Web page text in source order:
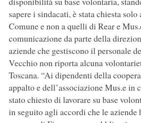
sapere i sindacati, è stata chiesta
Comune e non a quelli di Rear e
comunicazione da parte della
aziende che gestiscono il personale
Vecchio non riporta alcuna
Toscana. “Ai dipendenti della
appalto e dell’associazione Mus.e in
stato chiesto di lavorare su base
in seguito agli accordi che le aziende